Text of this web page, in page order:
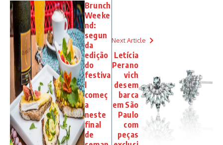
Brunch
Weeke
nd:
segun
da
edição
do
festiva
começ
a
neste
final
de
Next Article
Letícia
Perano
vich
desem
barca
em São
Paulo
com
peças